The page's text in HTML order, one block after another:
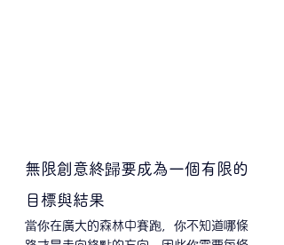
無限創意終歸要成為一個有限的
目標與結果
當你在廣大的森林中賽跑，你不知道哪條